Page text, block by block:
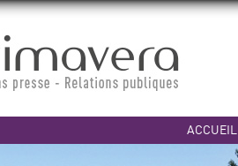
ACCUEIL